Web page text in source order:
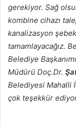
gerekiyor. Sağ
kombine cihazı
kanalizasyon
tamamlayacağız.
Belediye
Müdürü Doç.Dr.
Belediyesi Mahalli
çok teşekkür